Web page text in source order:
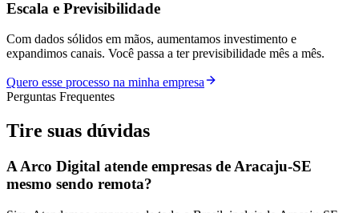
Escala e Previsibilidade
Com dados sólidos em mãos, aumentamos investimento e
expandimos canais. Você passa a ter previsibilidade mês a mês.
Quero esse processo na minha empresa
Perguntas Frequentes
Tire suas dúvidas
A Arco Digital atende empresas de Aracaju-SE
mesmo sendo remota?